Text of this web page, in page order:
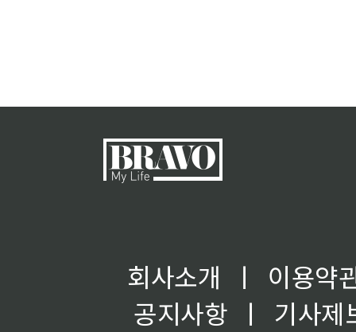
회사소개 ㅣ
이용약
공지사항
ㅣ
기사제